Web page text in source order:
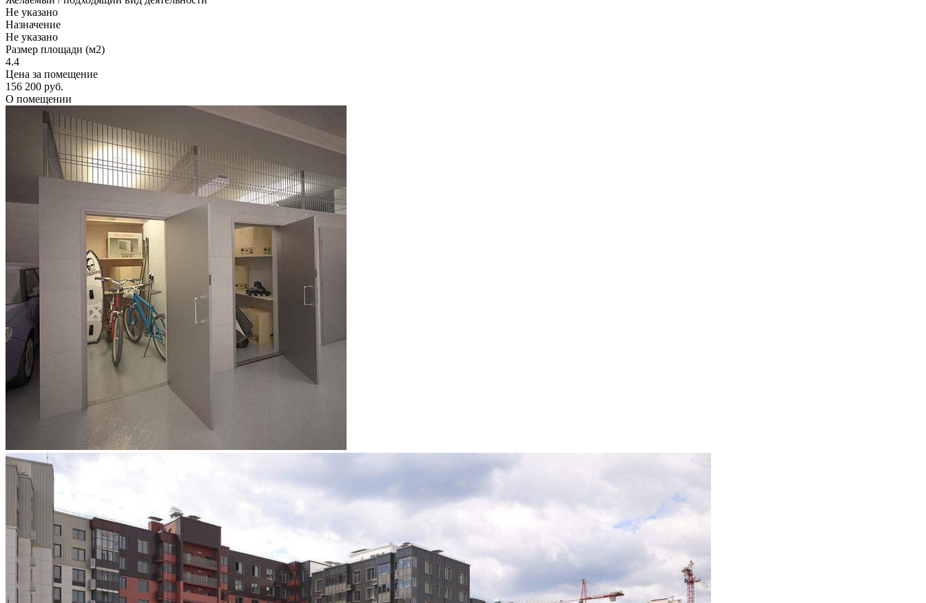
Не указано
Назначение
Не указано
Размер площади (м2)
4.4
Цена за помещение
156 200 руб.
О помещении